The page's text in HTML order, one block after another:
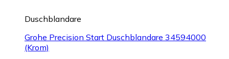
Duschblandare
Grohe Precision Start Duschblandare 34594000
(Krom)